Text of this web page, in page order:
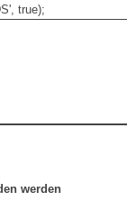
true);
werden